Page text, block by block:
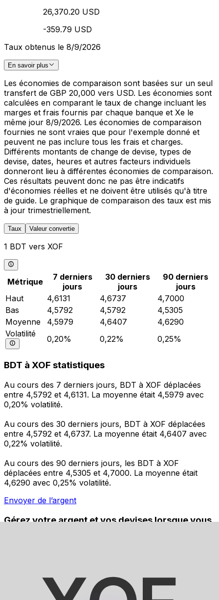
26,370.20 USD
-359.79 USD
Taux obtenus le 8/9/2026
En savoir plus
Les économies de comparaison sont basées sur un seul
transfert de GBP 20,000 vers USD. Les économies sont
calculées en comparant le taux de change incluant les
marges et frais fournis par chaque banque et Xe le
même jour 8/9/2026. Les économies de comparaison
fournies ne sont vraies que pour l'exemple donné et
peuvent ne pas inclure tous les frais et charges.
Différents montants de change de devise, types de
devise, dates, heures et autres facteurs individuels
donneront lieu à différentes économies de comparaison.
Ces résultats peuvent donc ne pas être indicatifs
d'économies réelles et ne doivent être utilisés qu'à titre
de guide. Le graphique de comparaison des taux est mis
à jour trimestriellement.
Taux Valeur convertie
1 BDT vers XOF
Métrique
7 derniers
jours
30 derniers
jours
90 derniers
jours
Haut
4,6131 4,6737
4,7000
Bas
4,5792 4,5792
4,5305
Moyenne
4,5979 4,6407
4,6290
Volatilité
0,20% 0,22% 0,25%
BDT à XOF statistiques
Au cours des 7 derniers jours, BDT à XOF déplacées
entre 4,5792 et 4,6131. La moyenne était 4,5979 avec
0,20% volatilité.
Au cours des 30 derniers jours, BDT à XOF déplacées
entre 4,5792 et 4,6737. La moyenne était 4,6407 avec
0,22% volatilité.
Au cours des 90 derniers jours, les BDT à XOF
déplacées entre 4,5305 et 4,7000. La moyenne était
4,6290 avec 0,25% volatilité.
Envoyer de l’argent
Gérez votre argent et vos devises lorsque vous
programmez des alertes de taux et transférez de
l'argent à l'étranger sans frais cachés. Téléchargez